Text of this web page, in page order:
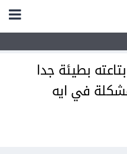
بطيئة جدا
في ايه